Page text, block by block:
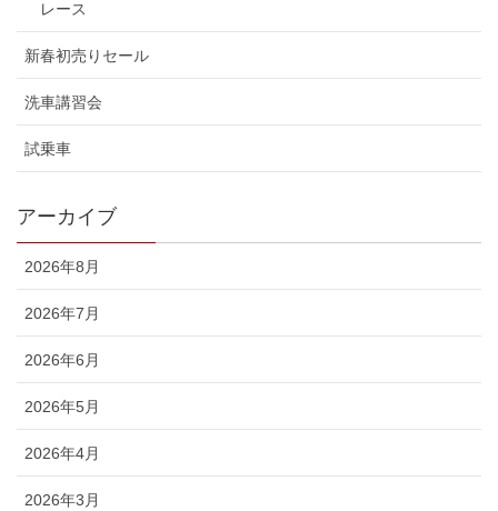
レース
新春初売りセール
洗車講習会
試乗車
アーカイブ
2026年8月
2026年7月
2026年6月
2026年5月
2026年4月
2026年3月